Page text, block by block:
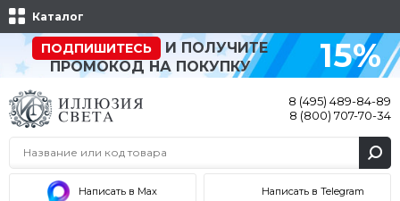
Каталог
ПОДПИШИТЕСЬ
И ПОЛУЧИТЕ
ПРОМОКОД НА ПОКУПКУ
15%
8 (495) 489-84-89
8 (800) 707-70-34
Написать в Max Написать в Telegram